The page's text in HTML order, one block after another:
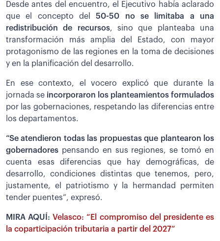
Desde antes del encuentro, el Ejecutivo había aclarado
que el concepto del50-50 no se limitaba a una
redistribución de recursos, sino que planteaba una
transformación más amplia del Estado, con mayor
protagonismo de las regiones en la toma de decisiones
y en la planificación del desarrollo.
En ese contexto, el vocero explicó que durante la
jornada se incorporaron los planteamientos formulados
por las gobernaciones, respetando las diferencias entre
los departamentos.
“Se atendieron todas las propuestas que plantearon los
gobernadores pensando en sus regiones, se tomó en
cuenta esas diferencias que hay demográficas, de
desarrollo, condiciones distintas que tenemos, pero,
justamente, el patriotismo y la hermandad permiten
tender puentes”, expresó.
MIRA AQUÍ:Velasco: “El compromiso del presidente es
la coparticipación tributaria a partir del 2027”